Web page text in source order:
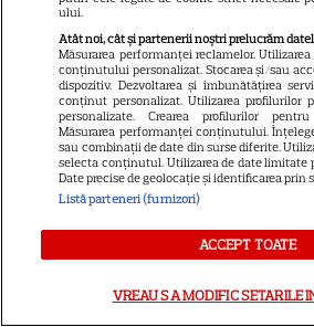
6
PRIME VIDEO
Premierele
august 2026:
sezonul 4,
noi filme de
ului.
Atât noi, cât și partenerii noștri prelucrăm
Măsurarea performanței reclamelor.
conținutului personalizat. Stocarea și/sau
dispozitiv. Dezvoltarea și îmbunătățirea
conținut personalizat. Utilizarea profilurilor
personalizate. Crearea profilurilor
Măsurarea performanței conținutului.
sau combinații de date din surse diferite.
selecta conținutul. Utilizarea de date limitate
Date precise de geolocație și identificarea prin
Listă parteneri (furnizori)
ACCEPT TOATE
VREAU SA MODIFIC SETARILE